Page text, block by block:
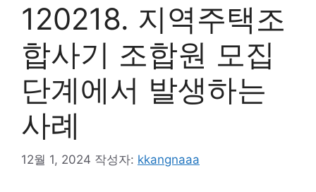
120218. 지역주택조
합사기 조합원 모집
단계에서 발생하는
사례
12월 1, 2024 작성자: kkangnaaa